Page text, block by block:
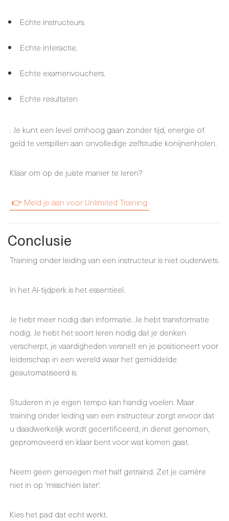
Echte instructeurs.
Echte interactie.
Echte examenvouchers.
Echte resultaten
. Je kunt een level omhoog gaan zonder tijd, energie of
geld te verspillen aan onvolledige zelfstudie konijnenholen.
Klaar om op de juiste manier te leren?
👉 Meld je aan voor Unlimited Training
Conclusie
Training onder leiding van een instructeur is niet ouderwets.
In het AI-tijdperk is het essentieel.
Je hebt meer nodig dan informatie. Je hebt transformatie
nodig. Je hebt het soort leren nodig dat je denken
verscherpt, je vaardigheden versnelt en je positioneert voor
leiderschap in een wereld waar het gemiddelde
geautomatiseerd is.
Studeren in je eigen tempo kan handig voelen. Maar
training onder leiding van een instructeur zorgt ervoor dat
u daadwerkelijk wordt gecertificeerd, in dienst genomen,
gepromoveerd en klaar bent voor wat komen gaat.
Neem geen genoegen met half getraind. Zet je carrière
niet in op 'misschien later'.
Kies het pad dat echt werkt.